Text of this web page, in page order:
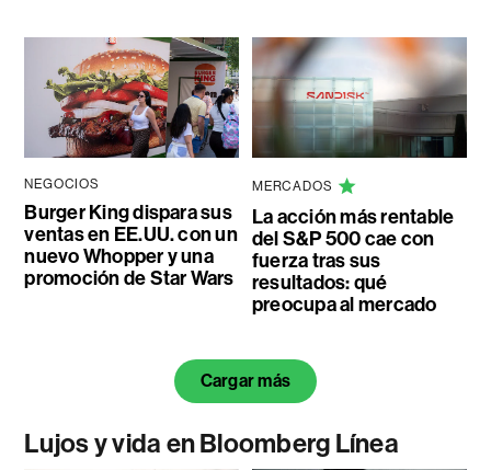
NEGOCIOS
Burger King dispara sus
ventas en EE.UU. con un
nuevo Whopper y una
promoción de Star Wars
MERCADOS
La acción más rentable
del S&P 500 cae con
fuerza tras sus
resultados: qué
preocupa al mercado
Cargar más
Lujos y vida en Bloomberg Línea